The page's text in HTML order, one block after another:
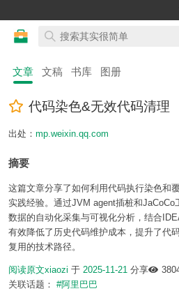
文章 文稿 书库 图册
代码染色&无效代码清理
出处： mp.weixin.qq.com
摘要
这篇文章分享了如何利用代码执行染色和
实践经验。通过JVM agent插桩和
数据的自动化采集与可视化分析，结合
有效降低了历史代码维护成本，提升了代
复用的技术路径。
阅读原文xiaozi 于 2025-11-21 分享
关联话题： #阿里巴巴